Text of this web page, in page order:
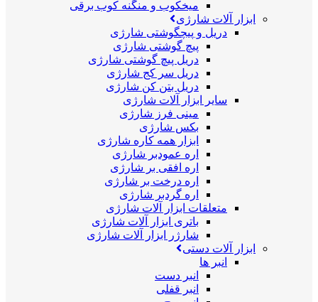
میخکوب و منگنه کوب برقی
ابزار آلات شارژی
دریل و پیچگوشتی شارژی
پیچ گوشتی شارژی
دریل پیچ گوشتی شارژی
دریل سر کج شارژی
دریل بتن کن شارژی
سایر ابزار آلات شارژی
مینی فرز شارژی
بکس شارژی
ابزار همه کاره شارژی
اره عمودبر شارژی
اره افقی بر شارژی
اره درخت بر شارژی
اره گردبر شارژی
متعلقات ابزار آلات شارژی
باتری ابزار آلات شارژی
شارژر ابزار آلات شارژی
ابزار آلات دستی
انبر ها
انبر دست
انبر قفلی